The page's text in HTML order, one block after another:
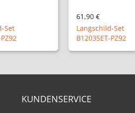
Set
61,90 €
Langschild-Set
B1203SET-PZ92
KUNDENSERVICE